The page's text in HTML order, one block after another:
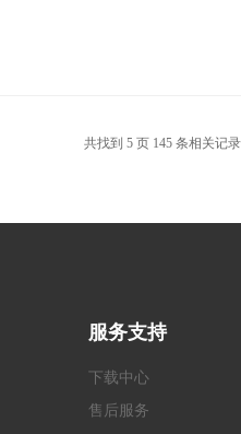
共找到 5 页 145 条相关记录
服务支持
下载中心
售后服务